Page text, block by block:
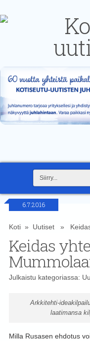
6.7.2016
Koti» Uutiset» Keidas
Keidas
Julkaistu kategoriassa:
Arkkitehti-
laatimansa
Milla Rusasen ehdotus